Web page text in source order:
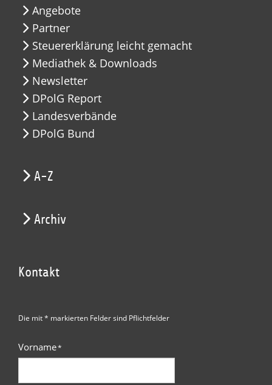
Angebote
Partner
Steuererklärung leicht gemacht
Mediathek & Downloads
Newsletter
DPolG Report
Landesverbände
DPolG Bund
A-Z
Archiv
Kontakt
Die mit * markierten Felder sind Pflichtfelder
Vorname*